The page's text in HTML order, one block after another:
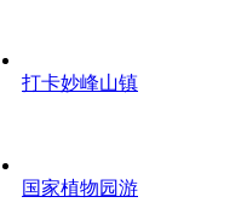
打卡妙峰山镇
国家植物园游